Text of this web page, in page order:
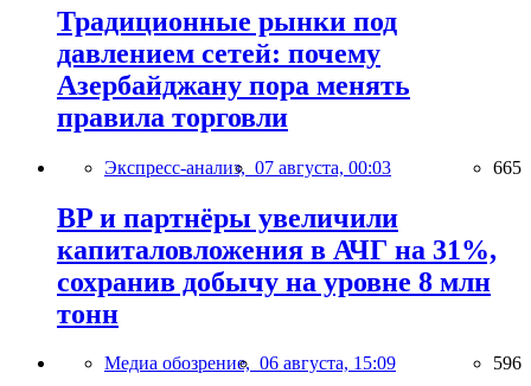
Традиционные рынки под
давлением сетей: почему
Азербайджану пора менять
правила торговли
Экспресс-анализ, 07 августа, 00:03 665
BP и партнёры увеличили
капиталовложения в АЧГ на 31%,
сохранив добычу на уровне 8 млн
тонн
Медиа обозрение, 06 августа, 15:09 596